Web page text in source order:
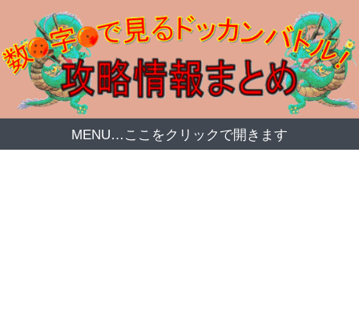
MENU…ここをクリックで開きます